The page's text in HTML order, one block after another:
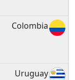
Colombia
Uruguay